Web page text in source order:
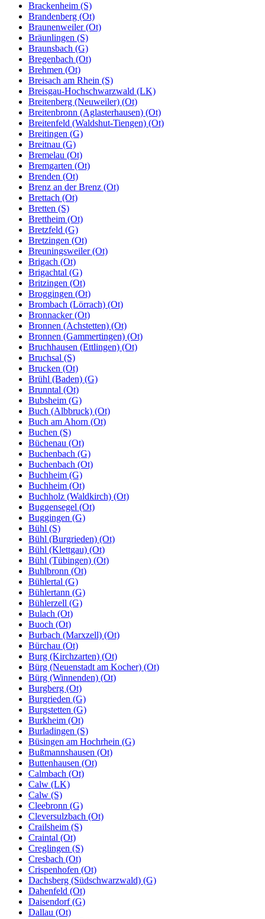
Brackenheim (S)
Brandenberg (Ot)
Braunenweiler (Ot)
Bräunlingen (S)
Braunsbach (G)
Bregenbach (Ot)
Brehmen (Ot)
Breisach am Rhein (S)
Breisgau-Hochschwarzwald (LK)
Breitenberg (Neuweiler) (Ot)
Breitenbronn (Aglasterhausen) (Ot)
Breitenfeld (Waldshut-Tiengen) (Ot)
Breitingen (G)
Breitnau (G)
Bremelau (Ot)
Bremgarten (Ot)
Brenden (Ot)
Brenz an der Brenz (Ot)
Brettach (Ot)
Bretten (S)
Brettheim (Ot)
Bretzfeld (G)
Bretzingen (Ot)
Breuningsweiler (Ot)
Brigach (Ot)
Brigachtal (G)
Britzingen (Ot)
Broggingen (Ot)
Brombach (Lörrach) (Ot)
Bronnacker (Ot)
Bronnen (Achstetten) (Ot)
Bronnen (Gammertingen) (Ot)
Bruchhausen (Ettlingen) (Ot)
Bruchsal (S)
Brucken (Ot)
Brühl (Baden) (G)
Brunntal (Ot)
Bubsheim (G)
Buch (Albbruck) (Ot)
Buch am Ahorn (Ot)
Buchen (S)
Büchenau (Ot)
Buchenbach (G)
Buchenbach (Ot)
Buchheim (G)
Buchheim (Ot)
Buchholz (Waldkirch) (Ot)
Buggensegel (Ot)
Buggingen (G)
Bühl (S)
Bühl (Burgrieden) (Ot)
Bühl (Klettgau) (Ot)
Bühl (Tübingen) (Ot)
Buhlbronn (Ot)
Bühlertal (G)
Bühlertann (G)
Bühlerzell (G)
Bulach (Ot)
Buoch (Ot)
Burbach (Marxzell) (Ot)
Bürchau (Ot)
Burg (Kirchzarten) (Ot)
Bürg (Neuenstadt am Kocher) (Ot)
Bürg (Winnenden) (Ot)
Burgberg (Ot)
Burgrieden (G)
Burgstetten (G)
Burkheim (Ot)
Burladingen (S)
Büsingen am Hochrhein (G)
Bußmannshausen (Ot)
Buttenhausen (Ot)
Calmbach (Ot)
Calw (LK)
Calw (S)
Cleebronn (G)
Cleversulzbach (Ot)
Crailsheim (S)
Craintal (Ot)
Creglingen (S)
Cresbach (Ot)
Crispenhofen (Ot)
Dachsberg (Südschwarzwald) (G)
Dahenfeld (Ot)
Daisendorf (G)
Dallau (Ot)